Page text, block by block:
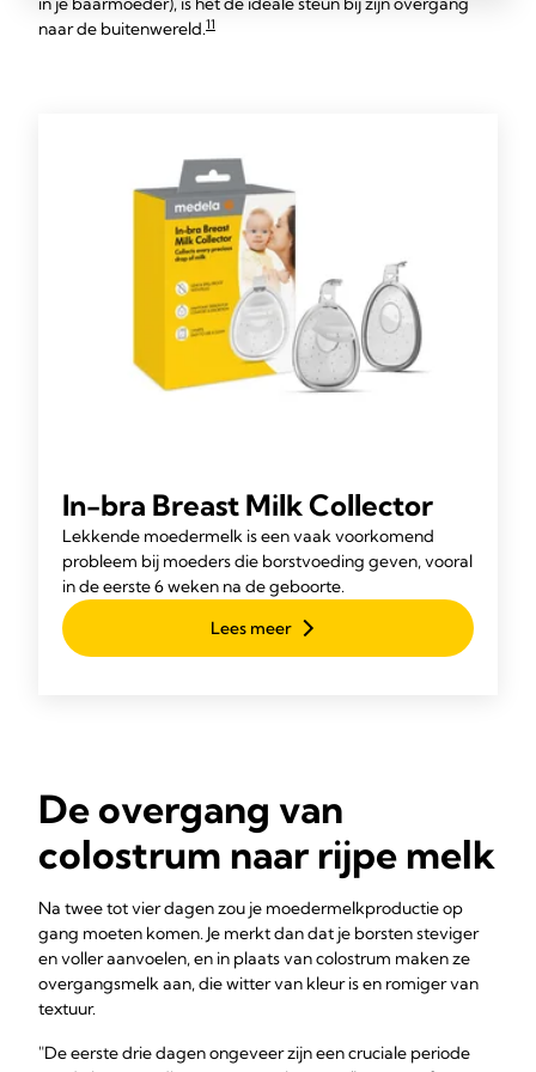
naar de buitenwereld.11
In-bra Breast Milk Collector
Lekkende moedermelk is een vaak voorkomend
probleem bij moeders die borstvoeding geven, vooral
in de eerste 6 weken na de geboorte.
Lees meer
De overgang van
colostrum naar rijpe melk
Na twee tot vier dagen zou je moedermelkproductie op
gang moeten komen. Je merkt dan dat je borsten steviger
en voller aanvoelen, en in plaats van colostrum maken ze
overgangsmelk aan, die witter van kleur is en romiger van
textuur.
"De eerste drie dagen ongeveer zijn een cruciale periode